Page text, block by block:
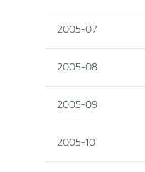
2005-07
2005-08
2005-09
2005-10